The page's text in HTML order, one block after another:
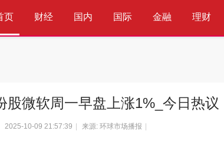
页 财经 国内 国际 金融 理财
股微软周一早盘上涨1%_今日热议
2025-10-09 21:57:39 来源: 环球市场播报